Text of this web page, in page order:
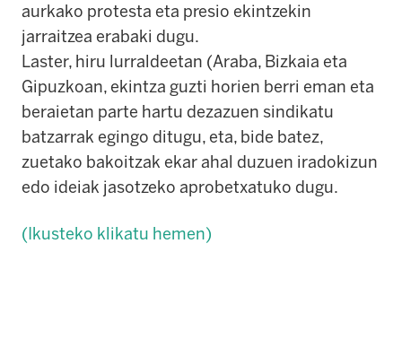
aurkako protesta eta presio ekintzekin
jarraitzea erabaki dugu.
Laster, hiru lurraldeetan (Araba, Bizkaia eta
Gipuzkoan, ekintza guzti horien berri eman eta
beraietan parte hartu dezazuen sindikatu
batzarrak egingo ditugu, eta, bide batez,
zuetako bakoitzak ekar ahal duzuen iradokizun
edo ideiak jasotzeko aprobetxatuko dugu.
(Ikusteko klikatu hemen)